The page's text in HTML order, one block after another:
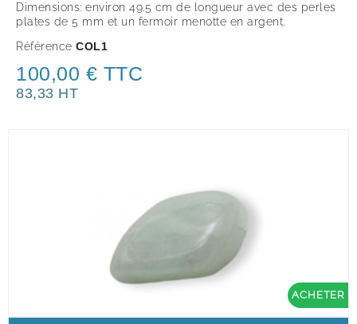
Dimensions: environ 49.5 cm de longueur avec des perles
plates de 5 mm et un fermoir menotte en argent.
Référence COL1
100,00 € TTC
83,33 HT
ACHETER